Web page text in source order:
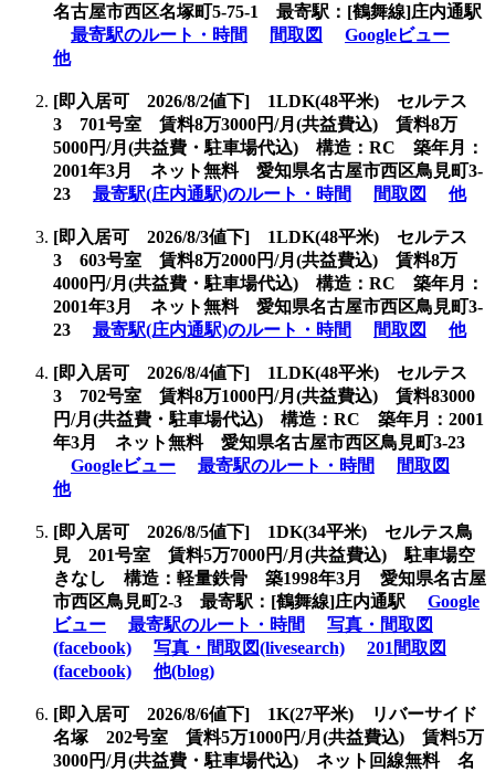
名古屋市西区名塚町5-75-1 最寄駅：[鶴舞線]庄内通駅
最寄駅のルート・時間
間取図
Googleビュー
他
[即入居可 2026/8/2値下] 1LDK(48平米) セルテス
3 701号室 賃料8万3000円/月(共益費込) 賃料8万
5000円/月(共益費・駐車場代込) 構造：RC 築年月：
2001年3月 ネット無料 愛知県名古屋市西区鳥見町3-
23 最寄駅(庄内通駅)のルート・時間 間取図 他
[即入居可 2026/8/3値下] 1LDK(48平米) セルテス
3 603号室 賃料8万2000円/月(共益費込) 賃料8万
4000円/月(共益費・駐車場代込) 構造：RC 築年月：
2001年3月 ネット無料 愛知県名古屋市西区鳥見町3-
23 最寄駅(庄内通駅)のルート・時間 間取図 他
[即入居可 2026/8/4値下] 1LDK(48平米) セルテス
3 702号室 賃料8万1000円/月(共益費込) 賃料83000
円/月(共益費・駐車場代込) 構造：RC 築年月：2001
年3月 ネット無料 愛知県名古屋市西区鳥見町3-23
Googleビュー
最寄駅のルート・時間
間取図
他
[即入居可 2026/8/5値下] 1DK(34平米) セルテス鳥
見 201号室 賃料5万7000円/月(共益費込) 駐車場空
きなし 構造：軽量鉄骨 築1998年3月 愛知県名古屋
市西区鳥見町2-3 最寄駅：[鶴舞線]庄内通駅 Google
ビュー
最寄駅のルート・時間
写真・間取図
(facebook)
写真・間取図(livesearch)
201間取図
(facebook)
他(blog)
[即入居可 2026/8/6値下] 1K(27平米) リバーサイド
名塚 202号室 賃料5万1000円/月(共益費込) 賃料5万
3000円/月(共益費・駐車場代込) ネット回線無料 名